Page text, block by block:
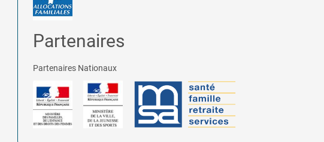
Partenaires
Partenaires Nationaux